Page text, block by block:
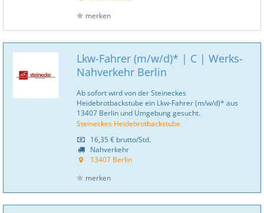
merken
Lkw-Fahrer (m/w/d)* | C | Werks-
Nahverkehr Berlin
Ab sofort wird von der Steineckes
Heidebrotbackstube ein Lkw-Fahrer (m/w/d)* aus
13407 Berlin und Umgebung gesucht.
Steineckes Heidebrotbackstube
16,35 € brutto/Std.
Nahverkehr
13407 Berlin
merken